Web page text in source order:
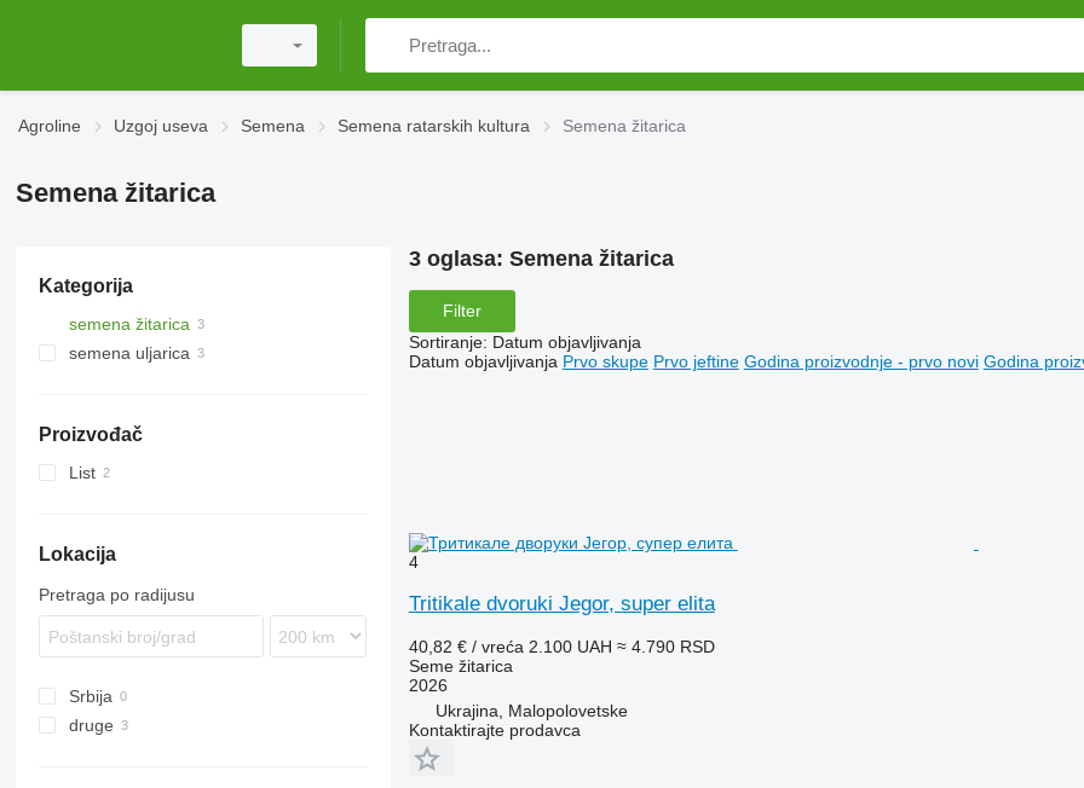
Agroline Uzgoj useva Semena Semena ratarskih kultura Semena žitarica
Semena žitarica
Kategorija
semena žitarica
semena uljarica
Proizvođač
List
Lokacija
Pretraga po radijusu
Srbija
druge
3 oglasa: Semena žitarica
Filter
Sortiranje: Datum objavljivanja
Datum objavljivanja Prvo skupe Prvo jeftine Godina proizvodnje - prvo novi Godina
4
Tritikale dvoruki Јegor, super elita
40,82 € / vreća 2.100 UAH ≈ 4.790 RSD
Seme žitarica
2026
Ukrajina, Malopolovetske
Kontaktirajte prodavca